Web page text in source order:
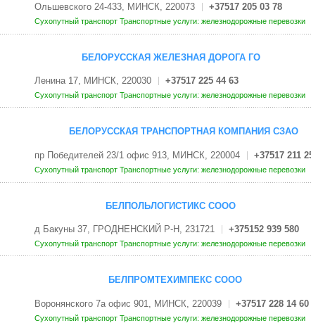
Ольшевского 24-433, МИНСК, 220073 +37517 205 03 78
Сухопутный транспорт Транспортные услуги: железнодорожные перевозки
БЕЛОРУССКАЯ ЖЕЛЕЗНАЯ ДОРОГА ГО
Ленина 17, МИНСК, 220030 +37517 225 44 63
Сухопутный транспорт Транспортные услуги: железнодорожные перевозки
БЕЛОРУССКАЯ ТРАНСПОРТНАЯ КОМПАНИЯ СЗАО
пр Победителей 23/1 офис 913, МИНСК, 220004 +37517 211
Сухопутный транспорт Транспортные услуги: железнодорожные перевозки
БЕЛПОЛЬЛОГИСТИКС СООО
д Бакуны 37, ГРОДНЕНСКИЙ Р-Н, 231721 +375152 939 580
Сухопутный транспорт Транспортные услуги: железнодорожные перевозки
БЕЛПРОМТЕХИМПЕКС СООО
Воронянского 7а офис 901, МИНСК, 220039 +37517 228 14 60
Сухопутный транспорт Транспортные услуги: железнодорожные перевозки